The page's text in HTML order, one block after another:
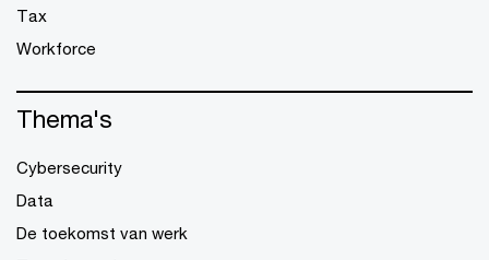
Tax
Workforce
Thema's
Cybersecurity
Data
De toekomst van werk